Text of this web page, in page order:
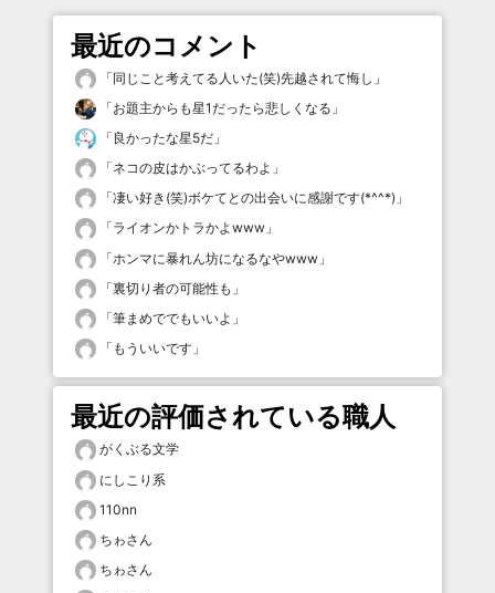
最近のコメント
「同じこと考えてる人いた(笑)先越されて悔し 」
「お題主からも星1だったら悲しくなる 」
「 良かったな星5だ 」
「ネコの皮はかぶってるわよ 」
「凄い好き(笑)ボケてとの出会いに感謝です(*^^*) 」
「ライオンかトラかよwww 」
「ホンマに暴れん坊になるなやwww 」
「裏切り者の可能性も 」
「筆まめででもいいよ 」
「 もういいです 」
最近の評価されている職人
がくぶる文学
にしこり系
110nn
ちゎさん
ちゎさん